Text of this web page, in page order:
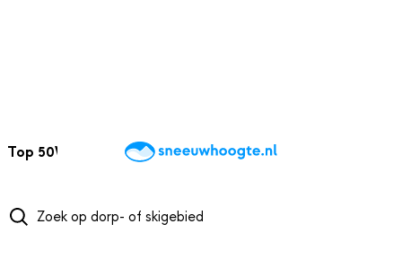
Top 50Webcams WintersportweerKaarten